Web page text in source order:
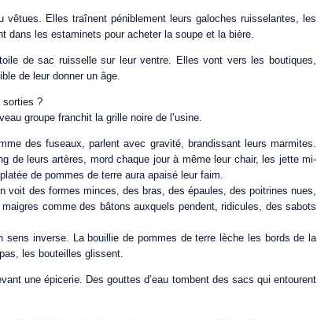
Elles traînent péniblement leurs galoches ruisselantes, les
dans les estaminets pour acheter la soupe et la bière.
de sac ruisselle sur leur ventre. Elles vont vers les boutiques,
de leur donner un âge.
sorties ?
groupe franchit la grille noire de l’usine.
des fuseaux, parlent avec gravité, brandissant leurs marmites.
de leurs artères, mord chaque jour à même leur chair, les jette mi-
de pommes de terre aura apaisé leur faim.
voit des formes minces, des bras, des épaules, des poitrines nues,
comme des bâtons auxquels pendent, ridicules, des sabots
inverse. La bouillie de pommes de terre lèche les bords de la
les bouteilles glissent.
une épicerie. Des gouttes d’eau tombent des sacs qui entourent